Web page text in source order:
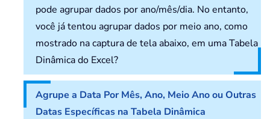
pode agrupar dados por ano/mês/dia. No entanto,
você já tentou agrupar dados por meio ano, como
mostrado na captura de tela abaixo, em uma Tabela
Dinâmica do Excel?
Agrupe a Data Por Mês, Ano, Meio Ano ou Outras
Datas Específicas na Tabela Dinâmica